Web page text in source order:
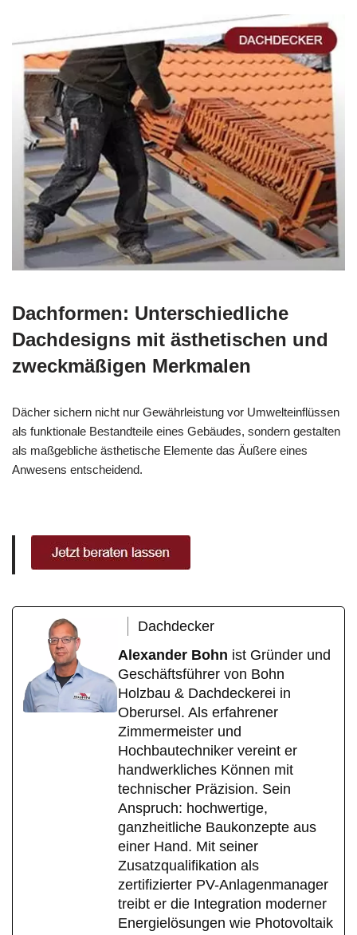
Dachformen: Unterschiedliche
Dachdesigns mit ästhetischen und
zweckmäßigen Merkmalen
Dächer sichern nicht nur Gewährleistung vor Umwelteinflüssen
als funktionale Bestandteile eines Gebäudes, sondern gestalten
als maßgebliche ästhetische Elemente das Äußere eines
Anwesens entscheidend.
Dachdecker
Alexander Bohn ist Gründer und
Geschäftsführer von Bohn
Holzbau & Dachdeckerei in
Oberursel. Als erfahrener
Zimmermeister und
Hochbautechniker vereint er
handwerkliches Können mit
technischer Präzision. Sein
Anspruch: hochwertige,
ganzheitliche Baukonzepte aus
einer Hand. Mit seiner
Zusatzqualifikation als
zertifizierter PV-Anlagenmanager
treibt er die Integration moderner
Energielösungen wie Photovoltaik